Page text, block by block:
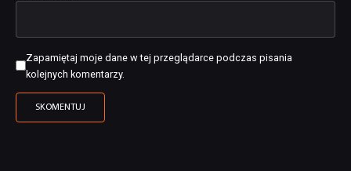
Zapamiętaj moje dane w tej przeglądarce podczas pisania
kolejnych komentarzy.